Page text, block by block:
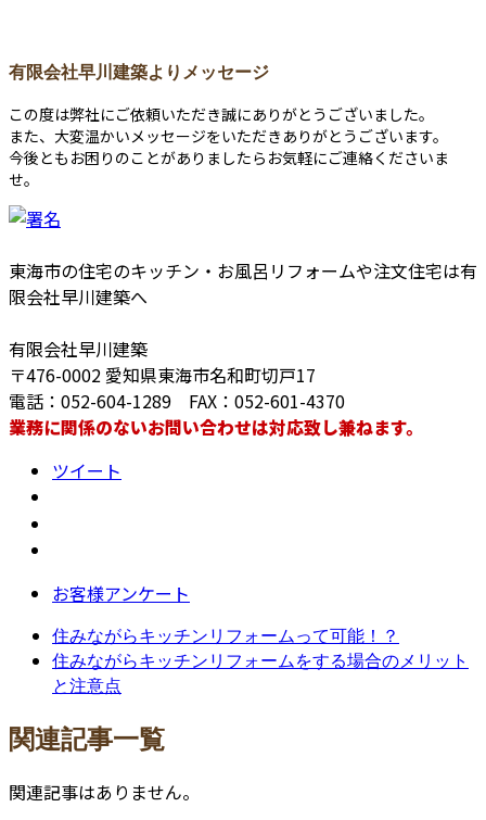
有限会社早川建築よりメッセージ
この度は弊社にご依頼いただき誠にありがとうございました。
また、大変温かいメッセージをいただきありがとうございます。
今後ともお困りのことがありましたらお気軽にご連絡くださいま
せ。
東海市の住宅のキッチン・お風呂リフォームや注文住宅は有
限会社早川建築へ
有限会社早川建築
〒476-0002 愛知県東海市名和町切戸17
電話：052-604-1289 FAX：052-601-4370
業務に関係のないお問い合わせは対応致し兼ねます。
ツイート
お客様アンケート
住みながらキッチンリフォームって可能！？
住みながらキッチンリフォームをする場合のメリット
と注意点
関連記事一覧
関連記事はありません。